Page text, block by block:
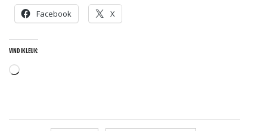
Facebook X
VIND IK LEUK: